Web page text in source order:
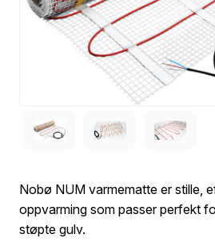
Nobø NUM varmematte er stille,
oppvarming som passer perfekt
støpte gulv.